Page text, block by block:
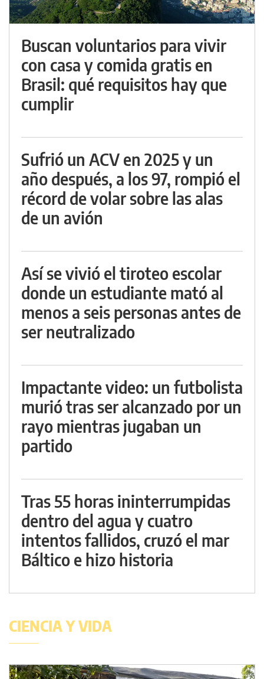
Buscan voluntarios para vivir
con casa y comida gratis en
Brasil: qué requisitos hay que
cumplir
Sufrió un ACV en 2025 y un
año después, a los 97, rompió el
récord de volar sobre las alas
de un avión
Así se vivió el tiroteo escolar
donde un estudiante mató al
menos a seis personas antes de
ser neutralizado
Impactante video: un futbolista
murió tras ser alcanzado por un
rayo mientras jugaban un
partido
Tras 55 horas ininterrumpidas
dentro del agua y cuatro
intentos fallidos, cruzó el mar
Báltico e hizo historia
CIENCIA Y VIDA